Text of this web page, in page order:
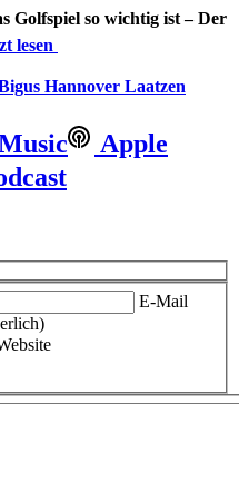
Golfspiel so wichtig ist – Der
lesen
Hannover Laatzen
Apple
E-Mail